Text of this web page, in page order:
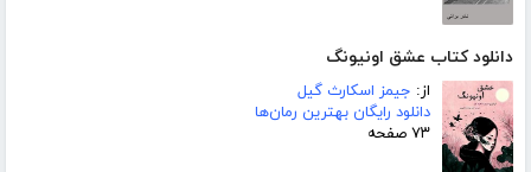
دانلود کتاب عشق اونیونگ
از: جیمز اسکارث گیل
دانلود رایگان بهترین رمان‌ها
۷۳ صفحه